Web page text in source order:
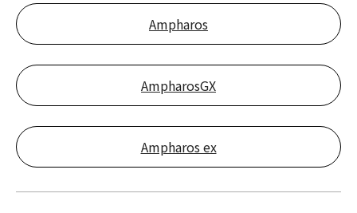
Ampharos
AmpharosGX
Ampharos ex